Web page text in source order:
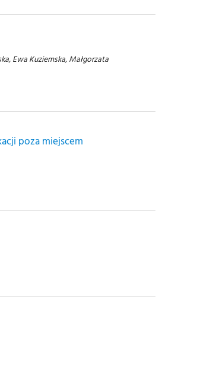
Ewa Kuziemska, Małgorzata
poza miejscem